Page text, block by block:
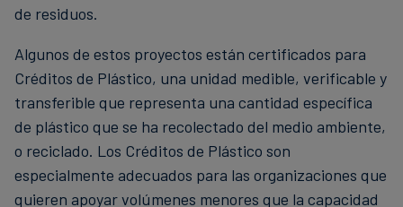
de residuos.
Algunos de estos proyectos están certificados para
Créditos de Plástico, una unidad medible, verificable y
transferible que representa una cantidad específica
de plástico que se ha recolectado del medio ambiente,
o reciclado. Los Créditos de Plástico son
especialmente adecuados para las organizaciones que
quieren apoyar volúmenes menores que la capacidad